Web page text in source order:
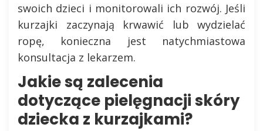
swoich dzieci i monitorowali ich rozwój. Jeśli
kurzajki zaczynają krwawić lub wydzielać
ropę, konieczna jest natychmiastowa
konsultacja z lekarzem.
Jakie są zalecenia
dotyczące pielęgnacji skóry
dziecka z kurzajkami?